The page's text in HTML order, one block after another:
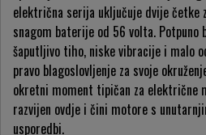
električna serija uključuje dvije četke
snagom baterije od 56 volta. Potpuno
šaputljivo tiho, niske vibracije i malo
pravo blagoslovljenje za svoje
okretni moment tipičan za električne
razvijen ovdje i čini motore s
usporedbi.